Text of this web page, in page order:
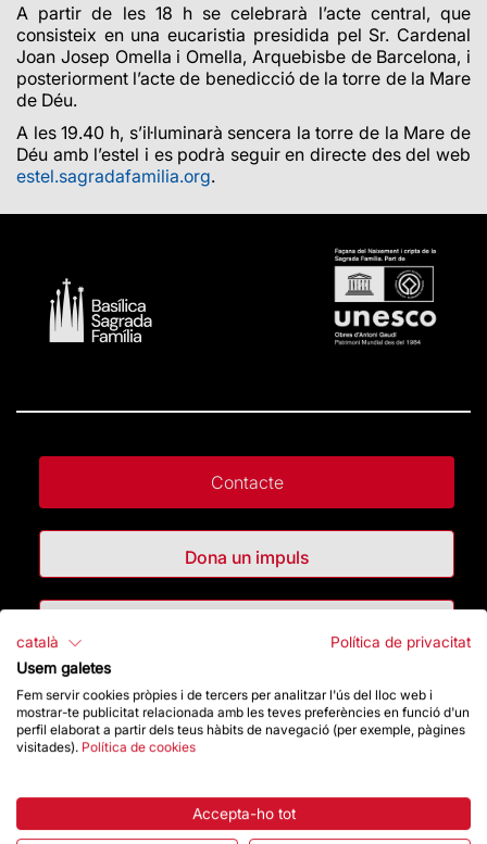
A partir de les 18 h se celebrarà l’acte central, que
consisteix en una eucaristia presidida pel Sr. Cardenal
Joan Josep Omella i Omella, Arquebisbe de Barcelona, i
posteriorment l’acte de benedicció de la torre de la Mare
de Déu.
A les 19.40 h, s’il·luminarà sencera la torre de la Mare de
Déu amb l’estel i es podrà seguir en directe des del web
estel.sagradafamilia.org.
Contacte
Dona un impuls
Destacats
La Fundació
català
Política de privacitat
Usem galetes
Fem servir cookies pròpies i de tercers per analitzar l'ús del lloc web i
mostrar-te publicitat relacionada amb les teves preferències en funció d'un
perfil elaborat a partir dels teus hàbits de navegació (per exemple, pàgines
visitades). Política de cookies
Accepta-ho tot